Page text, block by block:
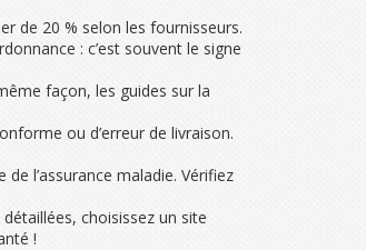
de 20 % selon les fournisseurs.
: c’est souvent le signe
façon, les guides sur la
ou d’erreur de livraison.
l’assurance maladie. Vérifiez
choisissez un site
!